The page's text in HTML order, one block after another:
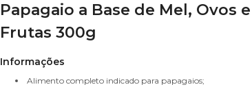
Papagaio a Base de Mel, Ovos e
Frutas 300g
Informações
Alimento completo indicado para papagaios;